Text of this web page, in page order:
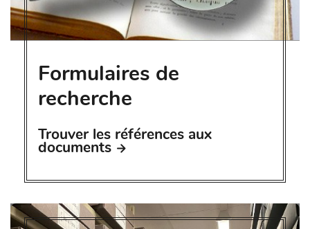
Formulaires de
recherche
Trouver les références aux
documents